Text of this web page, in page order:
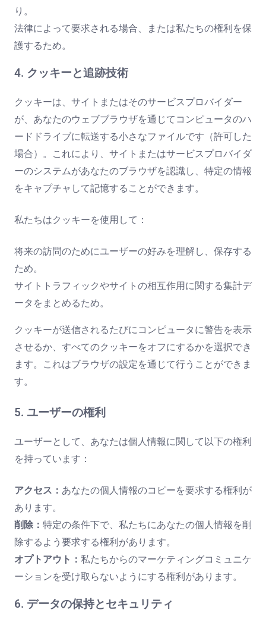
り。
法律によって要求される場合、または私たちの権利を保
護するため。
4. クッキーと追跡技術
クッキーは、サイトまたはそのサービスプロバイダー
が、あなたのウェブブラウザを通じてコンピュータのハ
ードドライブに転送する小さなファイルです（許可した
場合）。これにより、サイトまたはサービスプロバイダ
ーのシステムがあなたのブラウザを認識し、特定の情報
をキャプチャして記憶することができます。
私たちはクッキーを使用して：
将来の訪問のためにユーザーの好みを理解し、保存する
ため。
サイトトラフィックやサイトの相互作用に関する集計デ
ータをまとめるため。
クッキーが送信されるたびにコンピュータに警告を表示
させるか、すべてのクッキーをオフにするかを選択でき
ます。これはブラウザの設定を通じて行うことができま
す。
5. ユーザーの権利
ユーザーとして、あなたは個人情報に関して以下の権利
を持っています：
アクセス： あなたの個人情報のコピーを要求する権利が
あります。
削除： 特定の条件下で、私たちにあなたの個人情報を削
除するよう要求する権利があります。
オプトアウト： 私たちからのマーケティングコミュニケ
ーションを受け取らないようにする権利があります。
6. データの保持とセキュリティ